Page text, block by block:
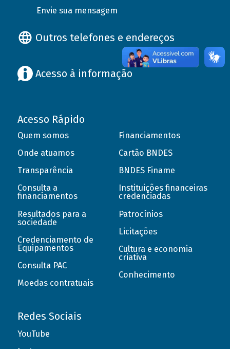
Envie sua mensagem
Outros telefones e endereços
Acesso à informação
Acesso Rápido
Quem somos
Onde atuamos
Transparência
Consulta a
financiamentos
Resultados para a
sociedade
Credenciamento de
Equipamentos
Consulta PAC
Moedas contratuais
Financiamentos
Cartão BNDES
BNDES Finame
Instituições financeiras
credenciadas
Patrocínios
Licitações
Cultura e economia
criativa
Conhecimento
Redes Sociais
YouTube